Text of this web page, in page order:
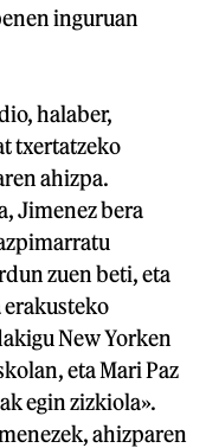
inguruan
halaber,
txertatzeko
ahizpa.
Jimenez bera
zuen beti, eta
New Yorken
eta Mari Paz
egin zizkiola».
ahizparen